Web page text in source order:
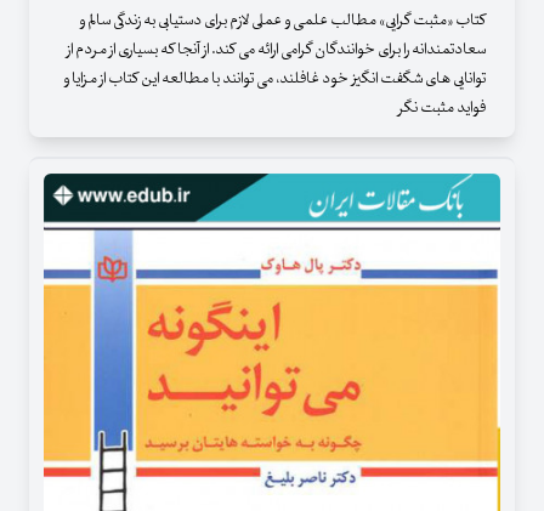
کتاب «مثبت گرایی» مطالب علمی و عملی لازم برای دستیابی به زندگی سالم و
سعادتمندانه را برای خوانندگان گرامی ارائه می کند. از آنجا که بسیاری از مردم از
توانایی های شگفت انگیز خود غافلند، می توانند با مطالعه این کتاب از مزایا و
فواید مثبت نگر